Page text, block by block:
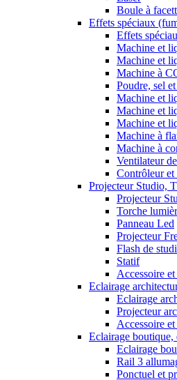
Boule à
Effets spéciaux
Effets
Machine et
Machine et
Machine à
Poudre, sel
Machine et
Machine et
Machine et
Machine à
Machine à
Ventilateur
Contrôleur et
Projecteur Studio,
Projecteur
Torche
Panneau Led
Projecteur
Flash de
Statif
Accessoire
Eclairage
Eclairage
Projecteur
Accessoire
Eclairage boutique,
Eclairage
Rail 3
Ponctuel et